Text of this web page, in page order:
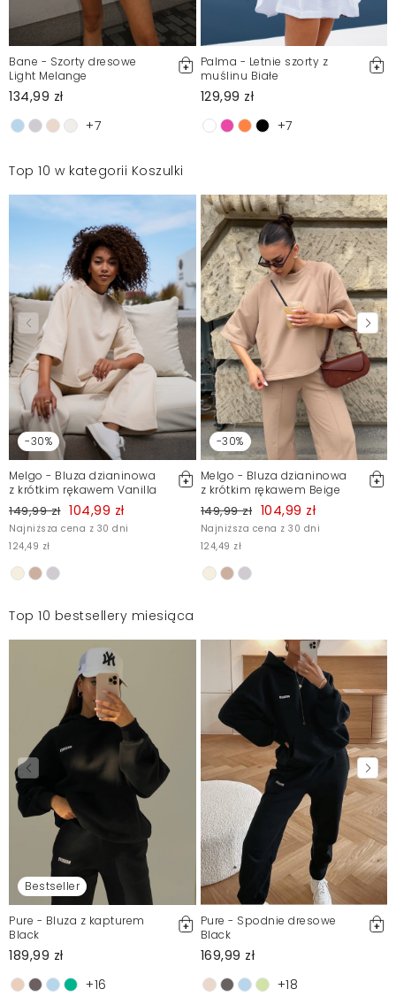
Bane - Szorty dresowe
Light Melange
134,99 zł
+7
Palma - Letnie szorty z
muślinu Białe
129,99 zł
+7
Top 10 w kategorii Koszulki
-30%
Melgo - Bluza dzianinowa
z krótkim rękawem Vanilla
149,99 zł 104,99 zł
Najniższa cena z 30 dni
124,49 zł
-30%
Melgo - Bluza dzianinowa
z krótkim rękawem Beige
149,99 zł 104,99 zł
Najniższa cena z 30 dni
124,49 zł
Top 10 bestsellery miesiąca
Bestseller
Pure - Bluza z kapturem
Black
189,99 zł
+16
Pure - Spodnie dresowe
Black
169,99 zł
+18